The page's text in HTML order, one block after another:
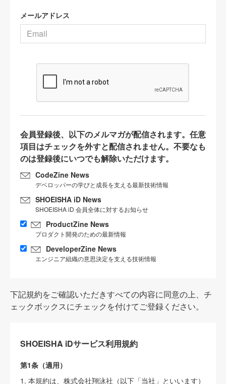
メールアドレス
会員登録後、以下のメルマガが配信されます。任意
項目はチェックを外すと配信されません。不要なも
のは登録後にいつでも解除いただけます。
CodeZine News
デベロッパーの学びと成長を支える最新技術情報
SHOEISHA iD News
SHOEISHA iD 会員全体に対するお知らせ
ProductZine News
プロダクト開発のための最新情報
DeveloperZine News
エンジニア組織の意思決定を支える技術情報
下記規約をご確認いただきすべての内容に同意の上、チ
ェックボックスにチェックを付けてご登録ください。
SHOEISHA iDサービス利用規約
第1条（適用）
1. 本規約は、株式会社翔泳社（以下「当社」といいます）